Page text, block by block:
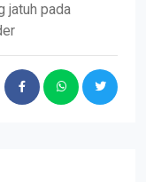
jatuh pada